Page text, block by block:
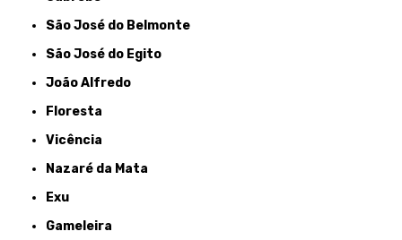
São José do Belmonte
São José do Egito
João Alfredo
Floresta
Vicência
Nazaré da Mata
Exu
Gameleira